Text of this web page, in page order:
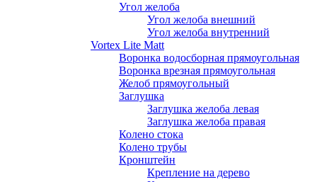
Угол желоба
Угол желоба внешний
Угол желоба внутренний
Vortex Lite Matt
Воронка водосборная прямоугольная
Воронка врезная прямоугольная
Желоб прямоугольный
Заглушка
Заглушка желоба левая
Заглушка желоба правая
Колено стока
Колено трубы
Кронштейн
Крепление на дерево